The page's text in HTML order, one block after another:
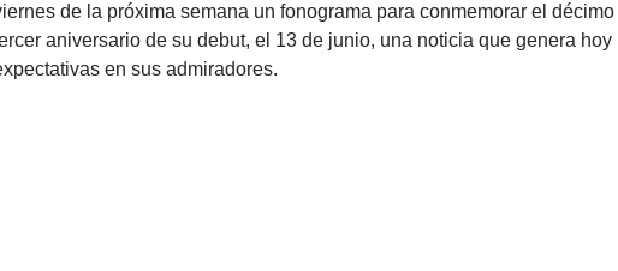
de la próxima semana un fonograma para conmemorar el décimo
aniversario de su debut, el 13 de junio, una noticia que genera hoy
en sus admiradores.